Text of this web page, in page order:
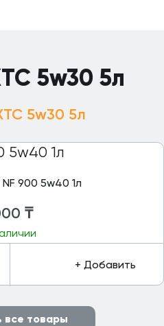
5w30 5л
5w30 5л
900 5w40 1л
₸
+ Добавить
все товары